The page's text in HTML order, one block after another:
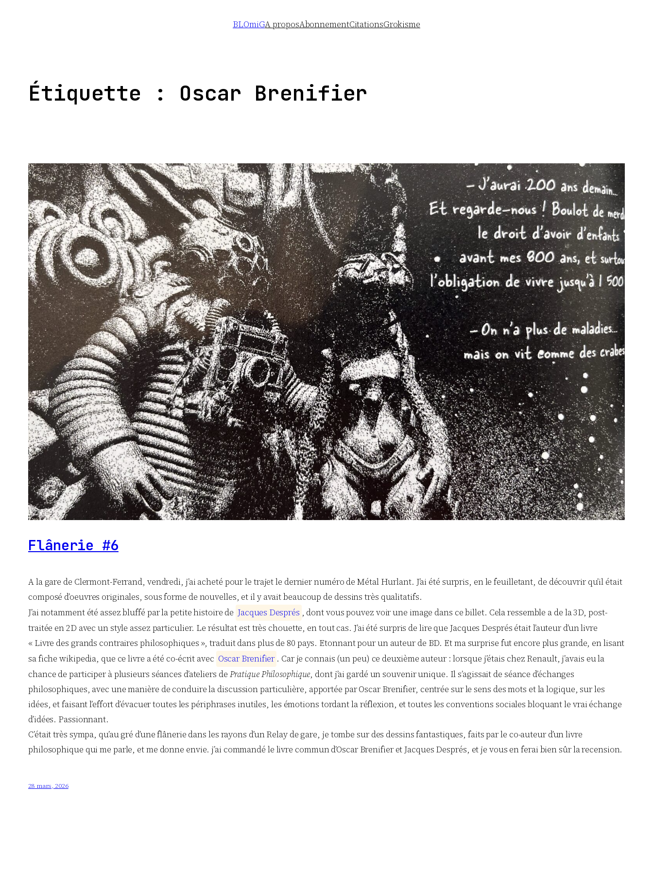
BLOmiGA proposAbonnementCitationsGrokisme
Étiquette : Oscar Brenifier
Flânerie #6
A la gare de Clermont-Ferrand, vendredi, j’ai acheté pour le trajet le dernier numéro de Métal Hurlant. J’ai été surpris, en le feuilletant, de découvrir qu’il était
composé d’oeuvres originales, sous forme de nouvelles, et il y avait beaucoup de dessins très qualitatifs.
J’ai notamment été assez bluffé par la petite histoire de Jacques Després , dont vous pouvez voir une image dans ce billet. Cela ressemble a de la 3D, post-
traitée en 2D avec un style assez particulier. Le résultat est très chouette, en tout cas. J’ai été surpris de lire que Jacques Després était l’auteur d’un livre
« Livre des grands contraires philosophiques », traduit dans plus de 80 pays. Etonnant pour un auteur de BD. Et ma surprise fut encore plus grande, en lisant
sa fiche wikipedia, que ce livre a été co-écrit avec Oscar Brenifier . Car je connais (un peu) ce deuxième auteur : lorsque j’étais chez Renault, j’avais eu la
chance de participer à plusieurs séances d’ateliers de Pratique Philosophique, dont j’ai gardé un souvenir unique. Il s’agissait de séance d’échanges
philosophiques, avec une manière de conduire la discussion particulière, apportée par Oscar Brenifier, centrée sur le sens des mots et la logique, sur les
idées, et faisant l’effort d’évacuer toutes les périphrases inutiles, les émotions tordant la réflexion, et toutes les conventions sociales bloquant le vrai échange
d’idées. Passionnant.
C’était très sympa, qu’au gré d’une flânerie dans les rayons d’un Relay de gare, je tombe sur des dessins fantastiques, faits par le co-auteur d’un livre
philosophique qui me parle, et me donne envie. j’ai commandé le livre commun d’Oscar Brenifier et Jacques Després, et je vous en ferai bien sûr la recension.
28 mars, 2026